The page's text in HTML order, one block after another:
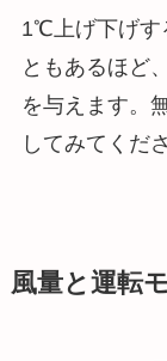
1℃上げ下げす
ともあるほど
を与えます。
してみてくだ
風量と運転